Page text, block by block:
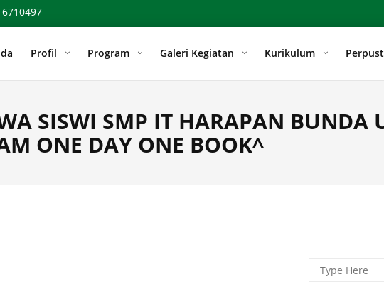
Profil Program Galeri Kegiatan Kurikulum
SISWI SMP IT HARAPAN BUNDA
ONE DAY ONE BOOK^
Search for: